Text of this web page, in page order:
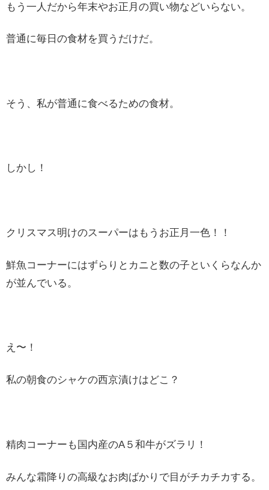
もう一人だから年末やお正月の買い物などいらない。
普通に毎日の食材を買うだけだ。
そう、私が普通に食べるための食材。
しかし！
クリスマス明けのスーパーはもうお正月一色！！
鮮魚コーナーにはずらりとカニと数の子といくらなんか
が並んでいる。
え〜！
私の朝食のシャケの西京漬けはどこ？
精肉コーナーも国内産のA５和牛がズラリ！
みんな霜降りの高級なお肉ばかりで目がチカチカする。